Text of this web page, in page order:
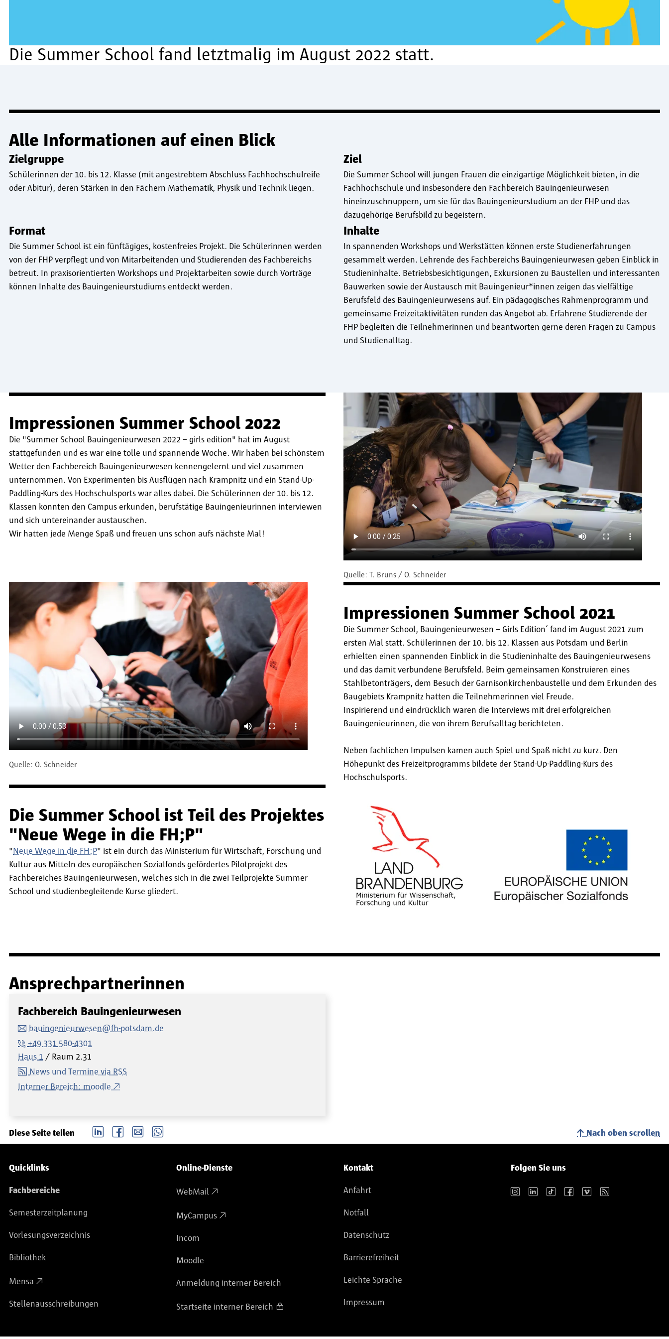
Die Summer School fand letztmalig im August 2022 statt.
Alle Informationen auf einen Blick
Zielgruppe
Schülerinnen der 10. bis 12. Klasse (mit angestrebtem Abschluss Fachhochschulreife
oder Abitur), deren Stärken in den Fächern Mathematik, Physik und Technik liegen.
Ziel
Die Summer School will jungen Frauen die einzigartige Möglichkeit bieten, in die
Fachhochschule und insbesondere den Fachbereich Bauingenieurwesen
hineinzuschnuppern, um sie für das Bauingenieurstudium an der FHP und das
dazugehörige Berufsbild zu begeistern.
Format
Die Summer School ist ein fünftägiges, kostenfreies Projekt. Die Schülerinnen werden
von der FHP verpflegt und von Mitarbeitenden und Studierenden des Fachbereichs
betreut. In praxisorientierten Workshops und Projektarbeiten sowie durch Vorträge
können Inhalte des Bauingenieurstudiums entdeckt werden.
Inhalte
In spannenden Workshops und Werkstätten können erste Studienerfahrungen
gesammelt werden. Lehrende des Fachbereichs Bauingenieurwesen geben Einblick in
Studieninhalte. Betriebsbesichtigungen, Exkursionen zu Baustellen und interessanten
Bauwerken sowie der Austausch mit Bauingenieur*innen zeigen das vielfältige
Berufsfeld des Bauingenieurwesens auf. Ein pädagogisches Rahmenprogramm und
gemeinsame Freizeitaktivitäten runden das Angebot ab. Erfahrene Studierende der
FHP begleiten die Teilnehmerinnen und beantworten gerne deren Fragen zu Campus
und Studienalltag.
Quelle: T. Bruns / O. Schneider
Impressionen Summer School 2022
Die "Summer School Bauingenieurwesen 2022 – girls edition" hat im August
stattgefunden und es war eine tolle und spannende Woche. Wir haben bei schönstem
Wetter den Fachbereich Bauingenieurwesen kennengelernt und viel zusammen
unternommen. Von Experimenten bis Ausflügen nach Krampnitz und ein Stand-Up-
Paddling-Kurs des Hochschulsports war alles dabei. Die Schülerinnen der 10. bis 12.
Klassen konnten den Campus erkunden, berufstätige Bauingenieurinnen interviewen
und sich untereinander austauschen.
Wir hatten jede Menge Spaß und freuen uns schon aufs nächste Mal!
Quelle: O. Schneider
Impressionen Summer School 2021
Die Summer School‚ Bauingenieurwesen – Girls Edition‘ fand im August 2021 zum
ersten Mal statt. Schülerinnen der 10. bis 12. Klassen aus Potsdam und Berlin
erhielten einen spannenden Einblick in die Studieninhalte des Bauingenieurwesens
und das damit verbundene Berufsfeld. Beim gemeinsamen Konstruieren eines
Stahlbetonträgers, dem Besuch der Garnisonkirchenbaustelle und dem Erkunden des
Baugebiets Krampnitz hatten die Teilnehmerinnen viel Freude.
Inspirierend und eindrücklich waren die Interviews mit drei erfolgreichen
Bauingenieurinnen, die von ihrem Berufsalltag berichteten.
Neben fachlichen Impulsen kamen auch Spiel und Spaß nicht zu kurz. Den
Höhepunkt des Freizeitprogramms bildete der Stand-Up-Paddling-Kurs des
Hochschulsports.
Die Summer School ist Teil des Projektes
"Neue Wege in die FH;P"
" Neue Wege in die FH;P" ist ein durch das Ministerium für Wirtschaft, Forschung und
Kultur aus Mitteln des europäischen Sozialfonds gefördertes Pilotprojekt des
Fachbereiches Bauingenieurwesen, welches sich in die zwei Teilprojekte Summer
School und studienbegleitende Kurse gliedert.
Ansprechpartnerinnen
Fachbereich Bauingenieurwesen
bauingenieurwesen@fh-potsdam.de
+49 331 580-4301
Haus 1
Raum 2.31
News und Termine via RSS
Interner Bereich: moodle
Diese Seite teilen LinkedIn Facebook email Whatsapp Nach oben scrollen
Service-Navigation
Quicklinks
Fachbereiche
Semesterzeitplanung
Vorlesungsverzeichnis
Bibliothek
Mensa
Stellenausschreibungen
Online-Dienste
WebMail
MyCampus
Incom
Moodle
Anmeldung interner Bereich
Startseite interner Bereich
Kontakt
Anfahrt
Notfall
Datenschutz
Barrierefreiheit
Leichte Sprache
Impressum
Folgen Sie uns
Instagram LinkedIn TikTok Facebook Vimeo RSS